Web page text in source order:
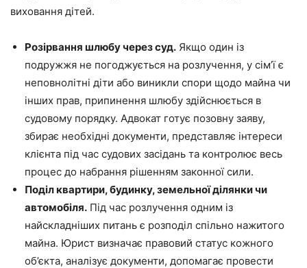
виховання дітей.
Розірвання шлюбу через суд. Якщо один із
подружжя не погоджується на розлучення, у сім’ї є
неповнолітні діти або виникли спори щодо майна чи
інших прав, припинення шлюбу здійснюється в
судовому порядку. Адвокат готує позовну заяву,
збирає необхідні документи, представляє інтереси
клієнта під час судових засідань та контролює весь
процес до набрання рішенням законної сили.
Поділ квартири, будинку, земельної ділянки чи
автомобіля. Під час розлучення одним із
найскладніших питань є розподіл спільно нажитого
майна. Юрист визначає правовий статус кожного
об’єкта, аналізує документи, допомагає провести